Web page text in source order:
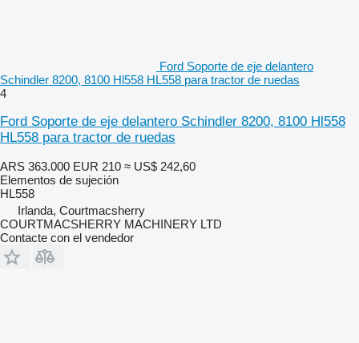
Ford Soporte de eje delantero
Schindler 8200, 8100 Hl558 HL558 para tractor de ruedas
4
Ford Soporte de eje delantero Schindler 8200, 8100 Hl558
HL558 para tractor de ruedas
ARS 363.000 EUR 210 ≈ US$ 242,60
Elementos de sujeción
HL558
Irlanda, Courtmacsherry
COURTMACSHERRY MACHINERY LTD
Contacte con el vendedor